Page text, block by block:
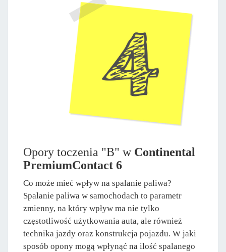
Opory toczenia "B" w Continental
PremiumContact 6
Co może mieć wpływ na spalanie paliwa?
Spalanie paliwa w samochodach to parametr
zmienny, na który wpływ ma nie tylko
częstotliwość użytkowania auta, ale również
technika jazdy oraz konstrukcja pojazdu. W jaki
sposób opony mogą wpłynąć na ilość spalanego